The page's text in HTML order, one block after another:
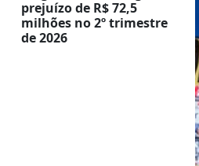
prejuízo de R$ 72,5
milhões no 2º trimestre
de 2026